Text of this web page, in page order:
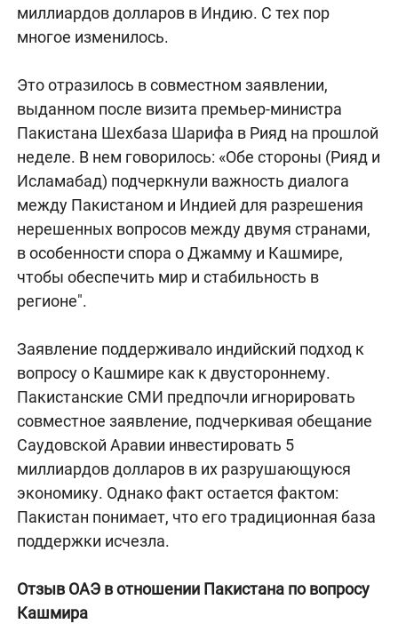
миллиардов долларов в Индию. С тех пор
многое изменилось.
Это отразилось в совместном заявлении,
выданном после визита премьер-министра
Пакистана Шехбаза Шарифа в Рияд на прошлой
неделе. В нем говорилось: «Обе стороны (Рияд и
Исламабад) подчеркнули важность диалога
между Пакистаном и Индией для разрешения
нерешенных вопросов между двумя странами,
в особенности спора о Джамму и Кашмире,
чтобы обеспечить мир и стабильность в
регионе".
Заявление поддерживало индийский подход к
вопросу о Кашмире как к двустороннему.
Пакистанские СМИ предпочли игнорировать
совместное заявление, подчеркивая обещание
Саудовской Аравии инвестировать 5
миллиардов долларов в их разрушающуюся
экономику. Однако факт остается фактом:
Пакистан понимает, что его традиционная база
поддержки исчезла.
Отзыв ОАЭ в отношении Пакистана по вопросу
Кашмира